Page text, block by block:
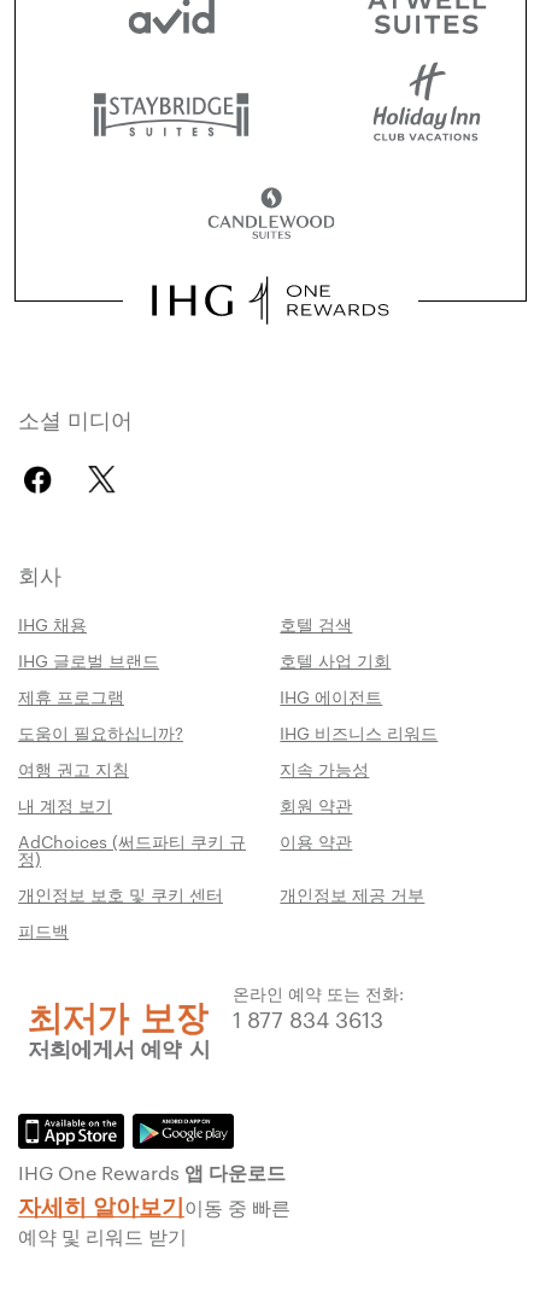
소셜 미디어
회사
IHG 채용
호텔 검색
IHG 글로벌 브랜드
호텔 사업 기회
제휴 프로그램
IHG 에이전트
도움이 필요하십니까?
IHG 비즈니스 리워드
여행 권고 지침
지속 가능성
내 계정 보기
회원 약관
AdChoices (써드파티 쿠키 규
정)
이용 약관
개인정보 보호 및 쿠키 센터
개인정보 제공 거부
피드백
온라인 예약 또는 전화:
1 877 834 3613
IHG One Rewards 앱 다운로드
자세히 알아보기이동 중 빠른
예약 및 리워드 받기